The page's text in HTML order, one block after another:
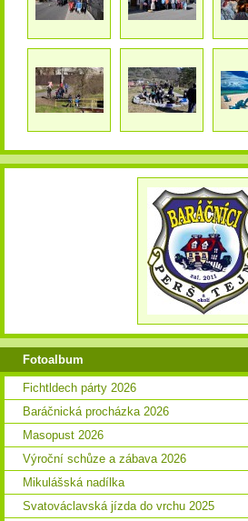
Fotoalbum
Fichtldech párty 2026
Baráčnická procházka 2026
Masopust 2026
Výroční schůze a zábava 2026
Mikulášská nadílka
Svatováclavská jízda do vrchu 2025